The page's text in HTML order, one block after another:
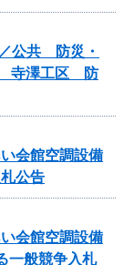
公共 防災・
寺澤工区 防
会館空調設備
公告
会館空調設備
一般競争入札